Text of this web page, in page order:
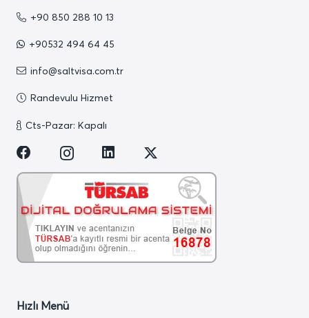
+90 850 288 10 13
+90532 494 64 45
info@saltvisa.com.tr
Randevulu Hizmet
Cts-Pazar: Kapalı
Hızlı Menü